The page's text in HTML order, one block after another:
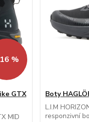
%
GTX
MID
Boty
L.I.M
responzivní